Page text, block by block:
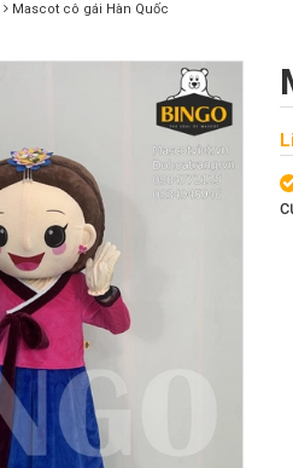
Mascot cô gái Hàn Quốc